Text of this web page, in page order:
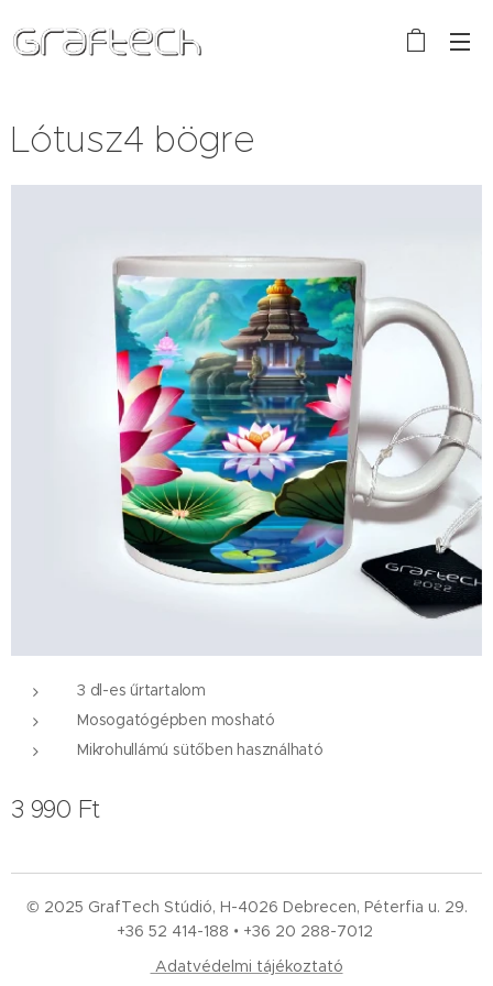
Lótusz4 bögre
3 dl-es űrtartalom
Mosogatógépben mosható
Mikrohullámú sütőben használható
3 990 Ft
© 2025 GrafTech Stúdió, H-4026 Debrecen, Péterfia u. 29.
+36 52 414-188 • +36 20 288-7012
Adatvédelmi tájékoztató